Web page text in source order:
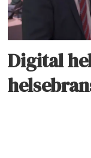
Digital